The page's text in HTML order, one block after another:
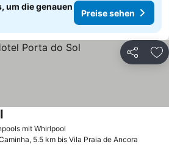
um die genauen
Preise sehen
Teilen
mit Whirlpool
5.5 km bis Vila Praia de Ancora